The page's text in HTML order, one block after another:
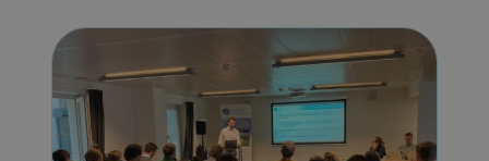
Gemengde Commissie Vergunningen en
het Actieprogramma ‘Rechtszekere en
Robuuste Vergunningen’ van de Vlaamse
Regering.